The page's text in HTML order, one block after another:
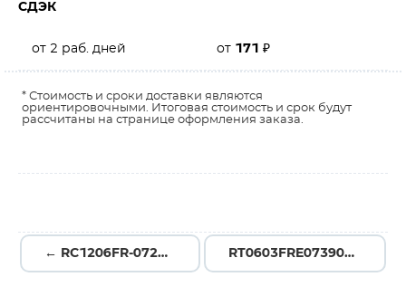
СДЭК
от 2 раб. дней от 171 ₽
* Стоимость и сроки доставки являются
ориентировочными. Итоговая стоимость и срок будут
рассчитаны на странице оформления заказа.
← RC1206FR-0721K5L RT0603FRE07390KL →